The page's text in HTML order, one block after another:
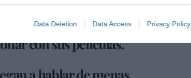
Data Deletion Data Access Privacy Policy
con sus películas.